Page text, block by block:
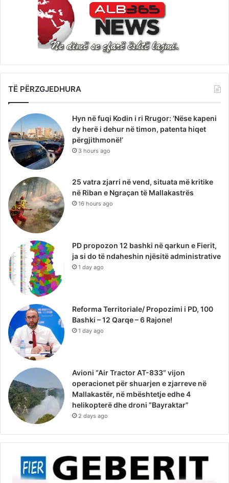
TË PËRZGJEDHURA
Hyn në fuqi Kodin i ri Rrugor: ‘Nëse kapeni
dy herë i dehur në timon, patenta hiqet
përgjithmonë!’
3 hours ago
25 vatra zjarri në vend, situata më kritike
në Riban e Ngraçan të Mallakastrës
16 hours ago
PD propozon 12 bashki në qarkun e Fierit,
ja si do të ndaheshin njësitë administrative
1 day ago
Reforma Territoriale/ Propozimi i PD, 100
Bashki – 12 Qarqe – 6 Rajone!
1 day ago
Avioni “Air Tractor AT-833” vijon
operacionet për shuarjen e zjarreve në
Mallakastër, në mbështetje edhe 4
helikopterë dhe droni “Bayraktar”
2 days ago